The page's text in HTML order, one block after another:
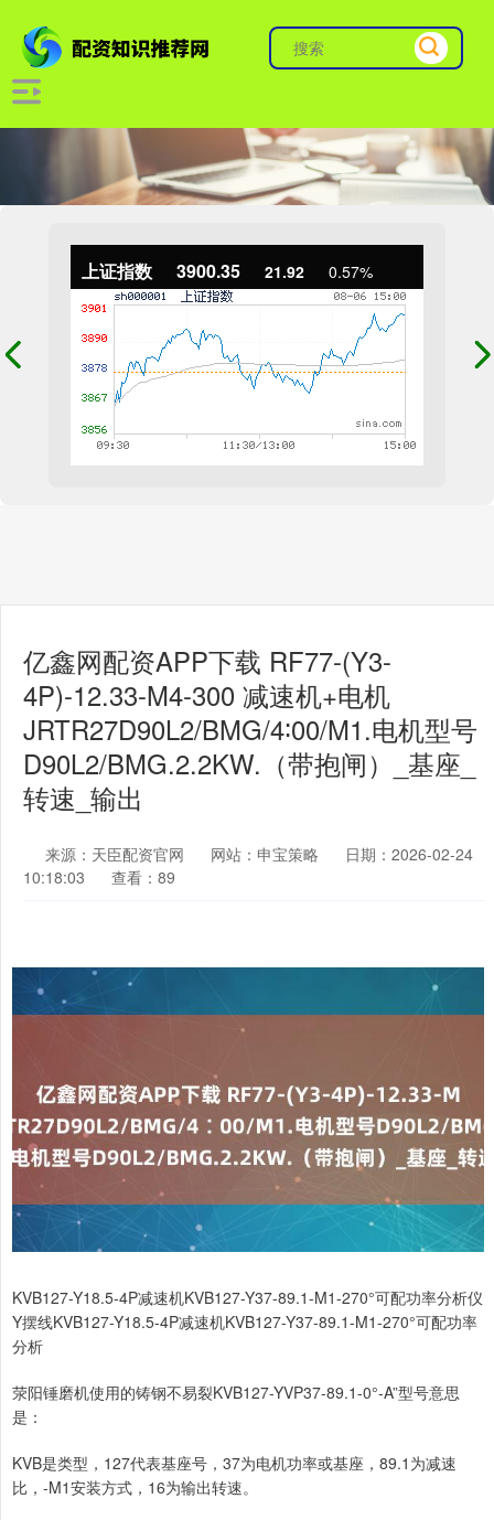
上证指数 3900.35 21.92 0.57%
亿鑫网配资APP下载 RF77-(Y3-
4P)-12.33-M4-300 减速机+电机
JRTR27D90L2/BMG/4∶00/M1.电机型号
D90L2/BMG.2.2KW.（带抱闸）_基座_
转速_输出
来源：天臣配资官网 网站：申宝策略
日期：2026-02-24
10:18:03
查看：89
KVB127-Y18.5-4P减速机KVB127-Y37-89.1-M1-270°可配功率分析仪
Y摆线KVB127-Y18.5-4P减速机KVB127-Y37-89.1-M1-270°可配功率
分析
荥阳锤磨机使用的铸钢不易裂KVB127-YVP37-89.1-0°-A”型号意思
是：
KVB是类型，127代表基座号，37为电机功率或基座，89.1为减速
比，-M1安装方式，16为输出转速。